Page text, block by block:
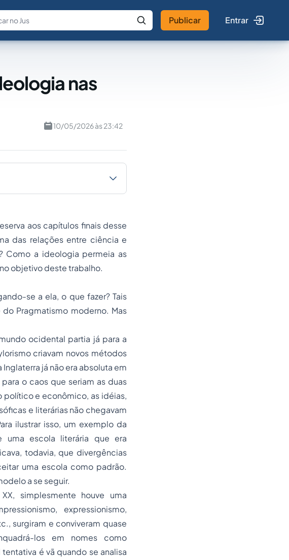
Fale com a IA Buscar no Jus
Publicar Entrar
nas
10/05/2026 às 23:42
aos capítulos finais desse
das relações entre ciência e
Como a ideologia permeia as
objetivo deste trabalho.
se a ela, o que fazer? Tais
Pragmatismo moderno. Mas
ocidental partia já para a
criavam novos métodos
já não era absoluta em
o caos que seriam as duas
político e econômico, as idéias,
e literárias não chegavam
ilustrar isso, um exemplo da
uma escola literária que era
todavia, que divergências
uma escola como padrão.
a se seguir.
simplesmente houve uma
expressionismo,
surgiram e conviveram quase
los em nomes como
é vã quando se analisa